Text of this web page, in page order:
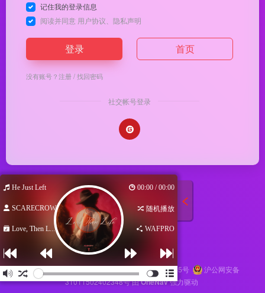
记住我的登录信息
阅读并同意 用户协议 隐私声明
登录 首页
没有账号？注册/找回密码
社交帐号登录
Copyright © 2026马哥导航苏ICP备2024116145号
沪公网安备
31011502402348号由OneNav强力驱动
He Just Left 00:00 / 00:00
SCARECROW 随机播放
Love, Then L... WAFPRO